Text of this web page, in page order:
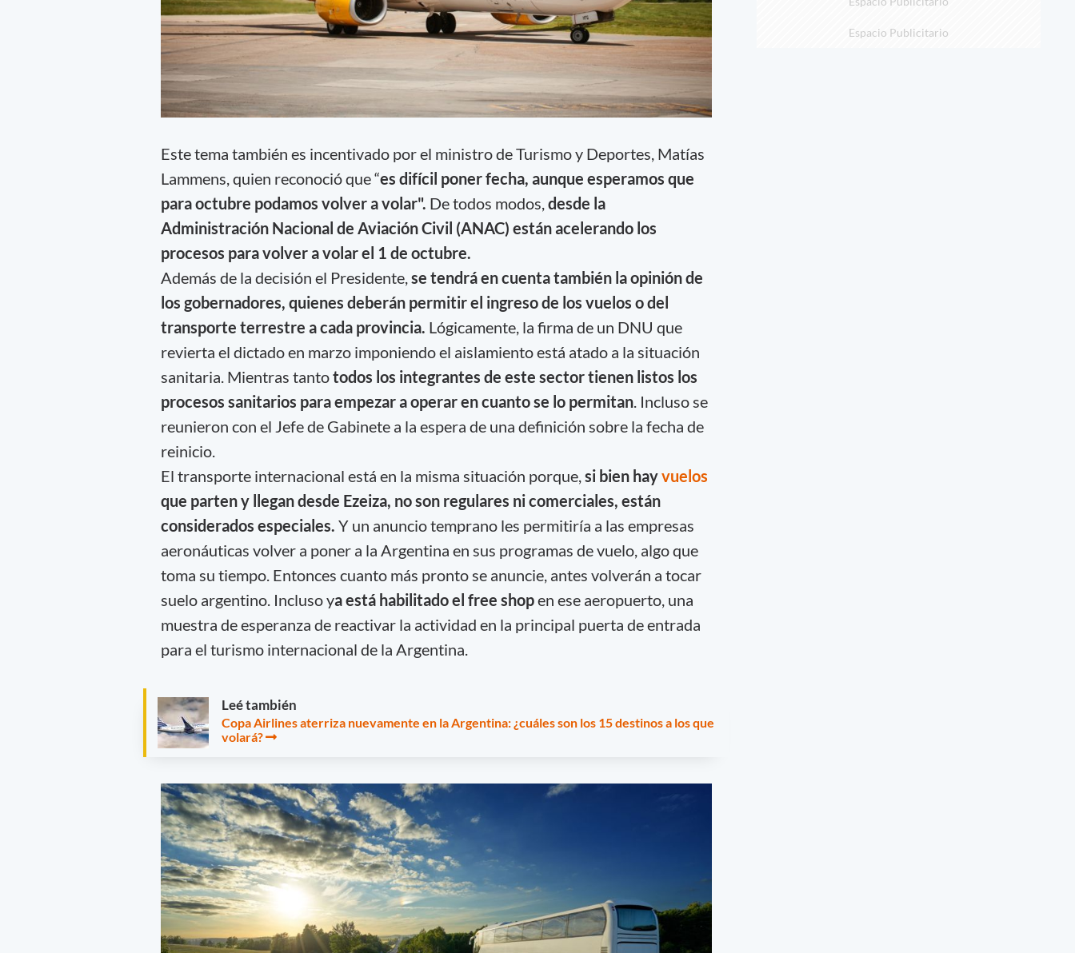
Este tema también es incentivado por el ministro de Turismo y Deportes, Matías
Lammens, quien reconoció que “es difícil poner fecha, aunque esperamos que
para octubre podamos volver a volar". De todos modos,desde la
Administración Nacional de Aviación Civil (ANAC) están acelerando los
procesos para volver a volar el 1 de octubre.
Además de la decisión el Presidente,se tendrá en cuenta también la opinión de
los gobernadores, quienes deberán permitir el ingreso de los vuelos o del
transporte terrestre a cada provincia. Lógicamente, la firma de un DNU que
revierta el dictado en marzo imponiendo el aislamiento está atado a la situación
sanitaria. Mientras tantotodos los integrantes de este sector tienen listos los
procesos sanitarios para empezar a operar en cuanto se lo permitan. Incluso se
reunieron con el Jefe de Gabinete a la espera de una definición sobre la fecha de
reinicio.
El transporte internacional está en la misma situación porque,si bien hayvuelos
que parten y llegan desde Ezeiza, no son regulares ni comerciales, están
considerados especiales. Y un anuncio temprano les permitiría a las empresas
aeronáuticas volver a poner a la Argentina en sus programas de vuelo, algo que
toma su tiempo. Entonces cuanto más pronto se anuncie, antes volverán a tocar
suelo argentino. Incluso ya está habilitado el free shopen ese aeropuerto, una
muestra de esperanza de reactivar la actividad en la principal puerta de entrada
para el turismo internacional de la Argentina.
Leé también
Copa Airlines aterriza nuevamente en la Argentina: ¿cuáles son los 15 destinos a los que
volará?
Espacio Publicitario